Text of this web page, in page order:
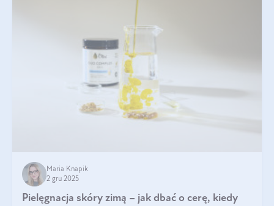
Maria Knapik
2 gru 2025
Pielęgnacja skóry zimą – jak dbać o cerę, kiedy